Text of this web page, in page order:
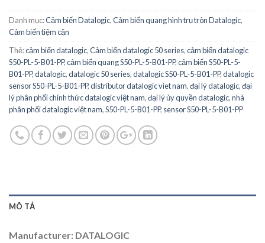
Danh mục:Cảm biến Datalogic,Cảm biến quang hình trụ tròn Datalogic,
Cảm biến tiệm cận
Thẻ:cảm biến datalogic,Cảm biến datalogic 50 series,cảm biến datalogic
S50-PL-5-B01-PP,cảm biến quang S50-PL-5-B01-PP,cảm biến S50-PL-5-
B01-PP,datalogic,datalogic 50 series,datalogic S50-PL-5-B01-PP,datalogic
sensor S50-PL-5-B01-PP,distributor datalogic viet nam,đại lý datalogic,đại
lý phân phối chính thức datalogic việt nam,đại lý ủy quyền datalogic,nhà
phân phối datalogic việt nam,S50-PL-5-B01-PP, sensor S50-PL-5-B01-PP
MÔ TẢ
Manufacturer: DATALOGIC